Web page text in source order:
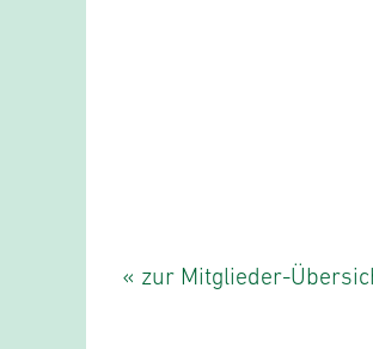
« zur Mitglieder-